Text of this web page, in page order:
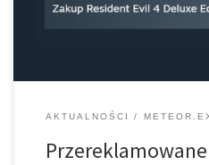
AKTUALNOŚCI